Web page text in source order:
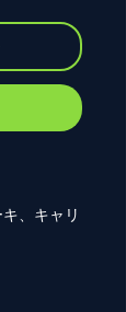
、キャリ